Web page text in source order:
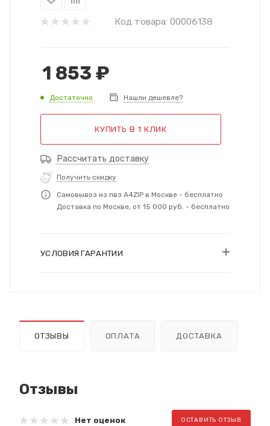
Код товара: 00006138
1 853 ₽
Достаточно Нашли дешевле?
КУПИТЬ В 1 КЛИК
Рассчитать доставку
Получить скидку
Самовывоз из пвз A4ZIP в Москве - бесплатно
Доставка по Москве, от 15 000 руб. - бесплатно
УСЛОВИЯ ГАРАНТИИ
ОТЗЫВЫ ОПЛАТА ДОСТАВКА
Отзывы
Нет оценок ОСТАВИТЬ ОТЗЫВ